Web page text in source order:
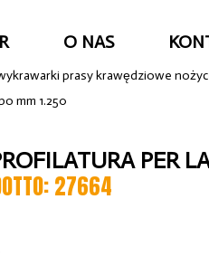
O NAS
prasy krawędziowe
mm 1.250
PER
27664